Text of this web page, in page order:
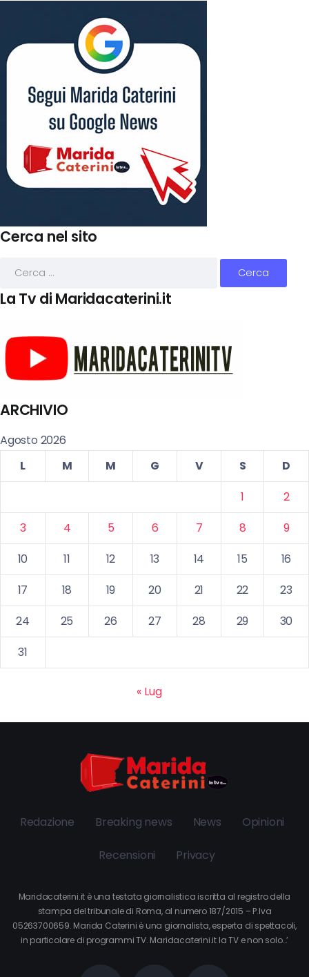
Cerca nel sito
La Tv di Maridacaterini.it
ARCHIVIO
Agosto 2026
L
M M G V S
D
1
2
3
4 5 6 7 8
9
10
11 12 13 14 15
16
17
18 19 20 21 22
23
24
25 26 27 28 29
30
31
« Lug
Redazione Breaking news News Opinioni
Recensioni Privacy
Maridacaterini.it è una testata giornalistica iscritta al registro della
stampa del tribunale di Roma, al numero 187/2015 – P.Iva
05263700659. Marida Caterini è una giornalista, esperta di spettacoli,
in particolare di programmi TV. Maridacaterini.it la TV e non solo…’